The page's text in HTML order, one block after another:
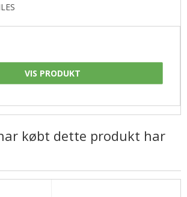
VIS PRODUKT
købt dette produkt har